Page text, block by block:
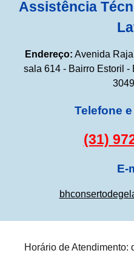
Assistência
Endereço: Avenida
sala 614 - Bairro Estoril -
Telefone
(31)
E-
Horário de Atendimento: